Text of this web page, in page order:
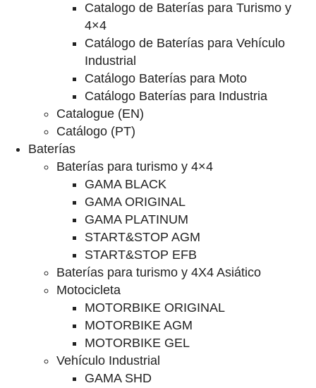
Catalogo de Baterías para Turismo y
4×4
Catálogo de Baterías para Vehículo
Industrial
Catálogo Baterías para Moto
Catálogo Baterías para Industria
Catalogue (EN)
Catálogo (PT)
Baterías
Baterías para turismo y 4×4
GAMA BLACK
GAMA ORIGINAL
GAMA PLATINUM
START&STOP AGM
START&STOP EFB
Baterías para turismo y 4X4 Asiático
Motocicleta
MOTORBIKE ORIGINAL
MOTORBIKE AGM
MOTORBIKE GEL
Vehículo Industrial
GAMA SHD